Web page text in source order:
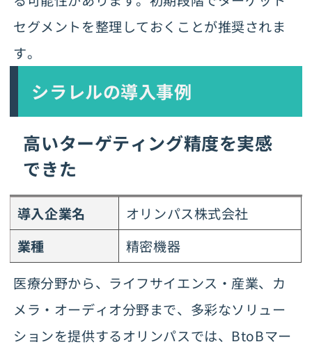
セグメントを整理しておくことが推奨されま
す。
シラレルの導入事例
高いターゲティング精度を実感
できた
導入企業名
オリンパス株式会社
業種
精密機器
医療分野から、ライフサイエンス・産業、カ
メラ・オーディオ分野まで、多彩なソリュー
ションを提供するオリンパスでは、BtoBマー